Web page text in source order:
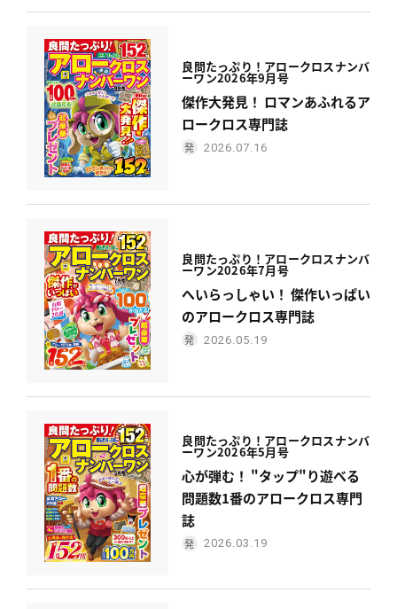
良問たっぷり！ アロークロスナンバ
ーワン2026年9月号
傑作大発見！ ロマンあふれるア
ロークロス専門誌
2026.07.16
良問たっぷり！ アロークロスナンバ
ーワン2026年7月号
へいらっしゃい！ 傑作いっぱい
のアロークロス専門誌
2026.05.19
良問たっぷり！ アロークロスナンバ
ーワン2026年5月号
心が弾む！ "タップ"り遊べる
問題数1番のアロークロス専門
誌
2026.03.19